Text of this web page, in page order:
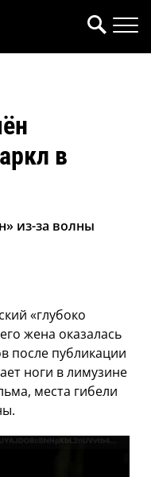
в
из-за волны
«глубоко
жена оказалась
после публикации
ноги в лимузине
места гибели